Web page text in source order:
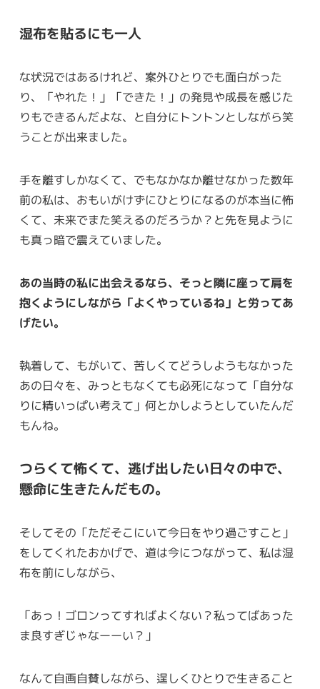
湿布を貼るにも一人
な状況ではあるけれど、案外ひとりでも面白がった
り、「やれた！」「できた！」の発見や成長を感じた
りもできるんだよな、と自分にトントンとしながら笑
うことが出来ました。
手を離すしかなくて、でもなかなか離せなかった数年
前の私は、おもいがけずにひとりになるのが本当に怖
くて、未来でまた笑えるのだろうか？と先を見ように
も真っ暗で震えていました。
あの当時の私に出会えるなら、そっと隣に座って肩を
抱くようにしながら「よくやっているね」と労ってあ
げたい。
執着して、もがいて、苦しくてどうしようもなかった
あの日々を、みっともなくても必死になって「自分な
りに精いっぱい考えて」何とかしようとしていたんだ
もんね。
つらくて怖くて、逃げ出したい日々の中で、
懸命に生きたんだもの。
そしてその「ただそこにいて今日をやり過ごすこと」
をしてくれたおかげで、道は今につながって、私は湿
布を前にしながら、
「あっ！ゴロンってすればよくない？私ってばあった
ま良すぎじゃなーーい？」
なんて自画自賛しながら、逞しくひとりで生きること